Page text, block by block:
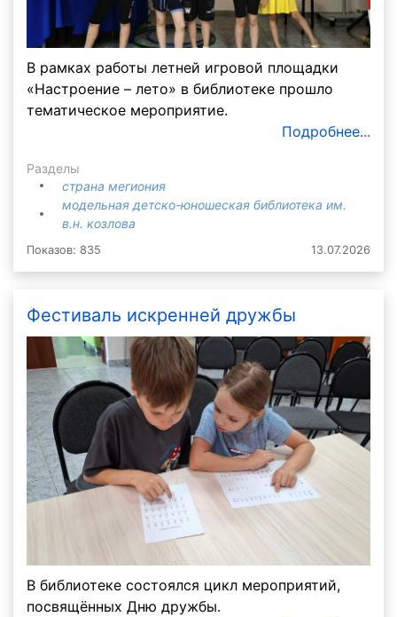
В рамках работы летней игровой площадки
«Настроение – лето» в библиотеке прошло
тематическое мероприятие.
Подробнее...
Разделы
страна мегиония
модельная детско-юношеская библиотека им.
в.н. козлова
Показов: 835 13.07.2026
Фестиваль искренней дружбы
В библиотеке состоялся цикл мероприятий,
посвящённых Дню дружбы.